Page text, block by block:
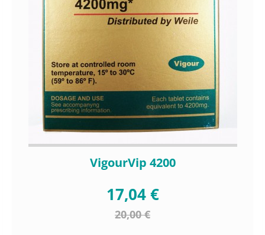
VigourVip 4200
17,04 €
20,00 €